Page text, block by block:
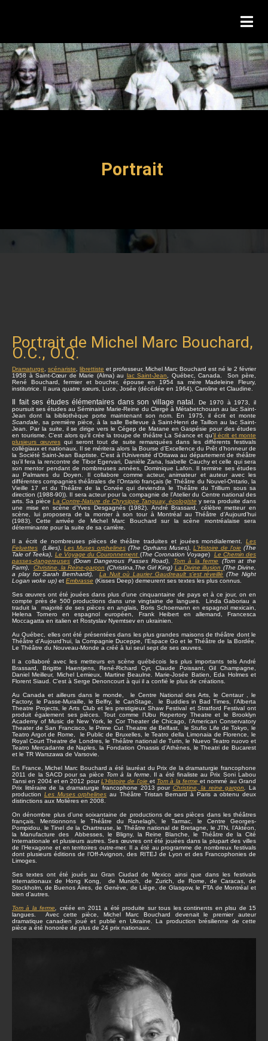
Portrait
Portrait de Michel Marc Bouchard,
O.C., O.Q.
Dramaturge scénariste librettiste et professeur, Michel Marc Bouchard est né le 2 février
1958 à Saint-Cœur de Marie (Alma) au lac Saint-Jean
, Québec, Canada. Son père,
René Bouchard, fermier et boucher, épouse en 1954 sa mère Madeleine Fleury,
institutrice. Il aura quatre sœurs, Luce, Josée (décédée en 1964), Caroline et Claudine.
Il fait ses études élémentaires dans son village natal.
De 1970 à 1973, il
poursuit ses études au Séminaire Marie-Reine du Clergé à Métabetchouan au lac Saint-
Jean dont la bibliothèque porte maintenant son nom. En 1975, il écrit et monte
Scandale , sa première pièce, à la salle Bellevue à Saint-Henri de Taillon au lac Saint-
Jean. Par la suite, il se dirige vers le Cégep de Matane en Gaspésie pour des études
en tourisme. C’est alors qu’il crée la troupe de théâtre La Séance et qu’il écrit et monte
plusieurs œuvres qui seront tout de suite remarquées dans les différents festivals
collégiaux et nationaux. Il se méritera alors la Bourse d’Excellence du Prêt d’honneur de
la Société Saint-Jean Baptiste. C’est à l’Université d’Ottawa au département de théâtre
qu’il fera la rencontre de Tibor Egervari, Danièle Zana, Isabelle Cauchy et celle qui sera
son mentor pendant de nombreuses années, Dominique Lafon. Il termine ses études
au Palmares du Doyen. Il collabore comme acteur, animateur et auteur avec les
différentes compagnies théâtrales de l’Ontario français (le Théâtre du Nouvel-Ontario, la
Vieille 17 et du Théâtre de la Corvée qui deviendra le Théâtre du Trillium sous sa
direction (1988-90)). Il sera acteur pour la compagnie de l’Atelier du Centre national des
arts. Sa pièce La Contre-Nature de Chrysippe Tanguay, écologiste y sera produite dans
une mise en scène d’Yves Desgagnés (1982). André Brassard, célèbre metteur en
scène, lui proposera de la monter à son tour à Montréal au Théâtre d’Aujourd’hui
(1983). Cette arrivée de Michel Marc Bouchard sur la scène montréalaise sera
déterminante pour la suite de sa carrière.
Il a écrit de nombreuses pièces de théâtre traduites et jouées mondialement. Les
Feluettes (Lilies) Les Muses orphelines (The Oprhans Muses) L'Histoire de l'oie (The
Tale of Teeka)
Le Voyage du Couronnement (The Coronation Voyage) Le Chemin des
passes-dangereuses (Down Dangerous Passes Road) Tom à la ferme
(Tom at the
Farm)
Christine , la Reine-garçon (Christina,The Girl King) La Divine illusion (The Divine,
a play for Sarah Bernhardt),
La Nuit où Laurier Gaudreault s’est réveillé (The Night
Logan woke up) et Embrasse (Kisses Deep) demeurent ses textes les plus connus.
Ses œuvres ont été jouées dans plus d’une cinquantaine de pays et à ce jour, on en
compte près de 500 productions dans une vingtaine de langues. Linda Gaboriau a
traduit la majorité de ses pièces en anglais, Boris Schoemann en espagnol mexicain,
Helena Tornero en espagnol européen, Frank Heibert en allemand, Francesca
Moccagatta en italien et Rostyslav Nyemtsev en ukrainien.
Au Québec, elles ont été présentées dans les plus grandes maisons de théâtre dont le
Théâtre d’Aujourd’hui, la Compagnie Duceppe, l’Espace Go et le Théâtre de la Bordée.
Le Théâtre du Nouveau-Monde a créé à lui seul sept de ses œuvres.
Il a collaboré avec les metteurs en scène québécois les plus importants tels André
Brassard, Brigitte Haentjens, René-Richard Cyr, Claude Poissant, Gil Champagne,
Daniel Meilleur, Michel Lemieux, Martine Beaulne. Marie-Josée Batien, Eda Holmes et
Florent Siaud. C'est à Serge Denoncourt à qui il a confié le plus de créations.
Au Canada et ailleurs dans le monde, le Centre National des Arts, le Centaur , le
Factory, le Passe-Muraille, le Belfry, le CanStage, le Buddies in Bad Times, l’Alberta
Theatre Projects, le Arts Club et les prestigieux Shaw Festival et Stratford Festival ont
produit également ses pièces. Tout comme l’Ubu Repertory Theatre et le Brooklyn
Academy of Music de New York, le Cor Theater de Chicago, l’American Conservatory
Theater de San Francisco, le Prime Cut Theatre de Belfast, le Stufio Life de Tokyo, le
Teatro Argot de Rome, le Public de Bruxelles, le Teatro della Limonaia de Florence, le
Royal Court Theatre de Londres, le Théâtre national de Turin, le Nuevo Teatro nuovo et
Teatro Mercadante de Naples, la Fondation Onassis d’Athènes, le Theatri de Bucarest
et le TR Warszawa de Varsovie.
En France, Michel Marc Bouchard a été lauréat du Prix de la dramaturgie francophone
2011 de la SACD pour sa pièce Tom à la ferme. Il a été finaliste au Prix Soni Labou
Tansi en 2004 et en 2012 pourL’Histoire de l’oie et Tom à la ferme et nommé au Grand
Prix littéraire de la dramaturgie francophone 2013 pour Christine, la reine garçon .La
production Les Muses orphelines au Théâtre Tristan Bernard à Paris a obtenu deux
distinctions aux Molières en 2008.
On dénombre plus d’une soixantaine de productions de ses pièces dans les théâtres
français. Mentionnons le Théâtre du Ranelagh, le Tarmac, le Centre Georges-
Pompidou, le Tinel de la Chartreuse, le Théâtre national de Bretagne, le JTN, l’Aktéon,
la Manufacture des Abbesses, le Bligny, la Reine Blanche, le Théâtre de la Cité
Internationale et plusieurs autres. Ses œuvres ont été jouées dans la plupart des villes
de l’Hexagone et en territoires outre-mer. Il a été au programme de nombreux festivals
dont plusieurs éditions de l’Off-Avignon, des RITEJ de Lyon et des Francophonies de
Limoges.
Ses textes ont été joués au Gran Ciudad de Mexico ainsi que dans les festivals
internationaux de Hong Kong, de Munich, de Zurich, de Rome, de Caracas, de
Stockholm, de Buenos Aires, de Genève, de Liège, de Glasgow, le FTA de Montréal et
bien d’autres.
Tom à la ferme
créée en 2011 a été produite sur tous les continents en plsu de 15
langues. Avec cette pièce, Michel Marc Bouchard devenait le premier auteur
dramatique canadien joué et publié en Ukraine. La production brésilienne de cette
pièce a été honorée de plus de 24 prix nationaux.